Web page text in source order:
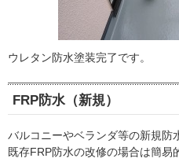
ウレタン防水塗装完了です。
FRP防水（新規）
バルコニーやベランダ等の新規防
既存FRP防水の改修の場合は簡易